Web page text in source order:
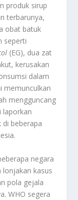
produk sirup
terbarunya,
obat batuk
seperti
(EG), dua zat
kerusakan
dalam
memunculkan
mengguncang
laporkan
di beberapa
negara
lonjakan kasus
pola gejala
WHO segera